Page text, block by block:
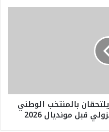
بالمنتخب الوطني
قبل مونديال 2026